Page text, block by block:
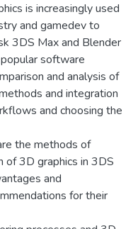
is increasingly used
and gamedev to
3DS Max and Blender
software
and analysis of
and integration
and choosing the
the methods of
of 3D graphics in 3DS
and
for their